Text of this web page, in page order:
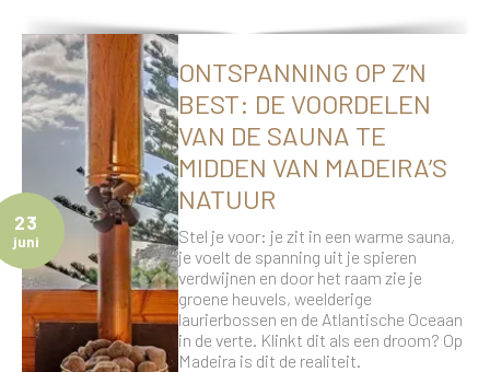
23
juni
ONTSPANNING OP Z’N
BEST: DE VOORDELEN
VAN DE SAUNA TE
MIDDEN VAN MADEIRA’S
NATUUR
Stel je voor: je zit in een warme sauna,
je voelt de spanning uit je spieren
verdwijnen en door het raam zie je
groene heuvels, weelderige
laurierbossen en de Atlantische Oceaan
in de verte. Klinkt dit als een droom? Op
Madeira is dit de realiteit.